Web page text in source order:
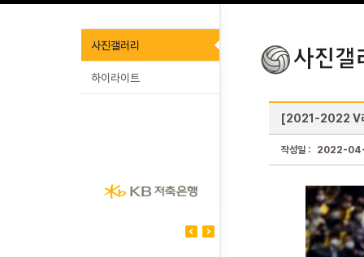
사진갤러리
하이라이트
[2021-2022 V
작성일 : 2022-